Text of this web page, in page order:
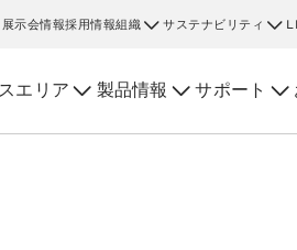
示会情報採用情報組織 サステナビリティ
エリア 製品情報 サポート